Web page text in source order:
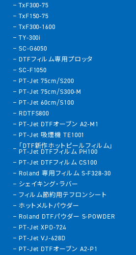
TxF300-75
TxF150-75
TxF300-1600
TY-300i
SC-G6050
DTFフィルム専用プロッタ
SC-F1050
PT-Jet 75cm/S200
PT-Jet 75cm/S300-M
PT-Jet 60cm/S100
RDTFS800
PT-Jet DTFオーブン A2-M1
PT-Jet 吸煙機 TE1001
「DTF新作ホットピールフィルム」
PT-Jet DTFフィルム PH100
PT-Jet DTFフィルム CS100
Roland 専用フィルム S-F328-30
シェイキング・ラバー
フィルム節約用テフロンシート
ホットメルトパウダー
Roland DTFパウダー S-POWDER
PT-Jet XPD-724
PT-Jet VJ-628D
PT-Jet DTFオーブン A2-P1